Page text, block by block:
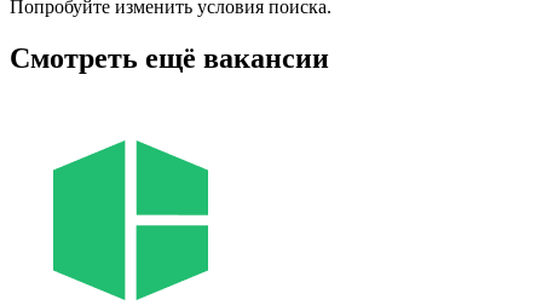
Попробуйте изменить условия поиска.
Смотреть ещё вакансии